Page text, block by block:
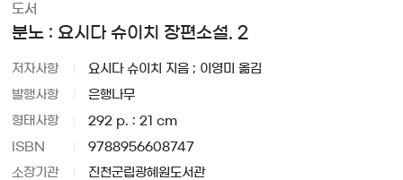
도서
분노 : 요시다 슈이치 장편소설. 2
저자사항 요시다 슈이치 지음 ; 이영미 옮김
발행사항 은행나무
형태사항 292 p. : 21 cm
ISBN 9788956608747
소장기관 진천군립광혜원도서관